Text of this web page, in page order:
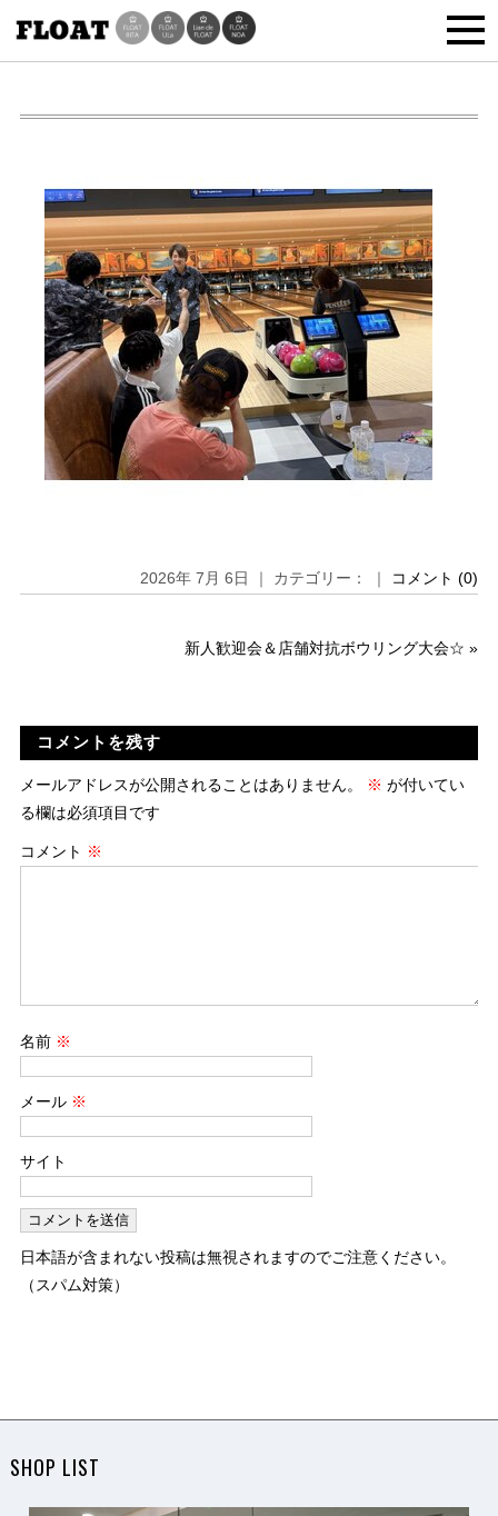
2026年 7月 6日 ｜ カテゴリー： ｜ コメント (0)
新人歓迎会＆店舗対抗ボウリング大会☆ »
コメントを残す
メールアドレスが公開されることはありません。 ※ が付いてい
る欄は必須項目です
コメント ※
名前 ※
メール ※
サイト
日本語が含まれない投稿は無視されますのでご注意ください。
（スパム対策）
SHOP LIST